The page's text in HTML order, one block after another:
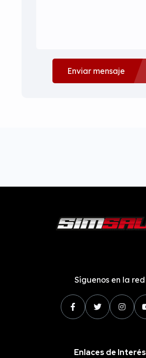
Enviar mensaje
Síguenos en la red
Enlaces de Interés